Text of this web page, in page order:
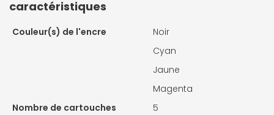
caractéristiques
Couleur(s) de l'encre
Noir
Cyan
Jaune
Magenta
Nombre de cartouches
5